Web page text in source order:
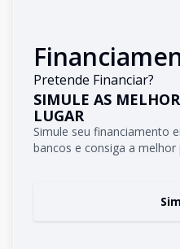
Pretende Financiar?
SIMULE AS
LUGAR
Simule seu financiamento
bancos e consiga a melhor